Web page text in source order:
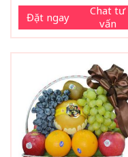
Đặt ngay
Chat tư
vấn